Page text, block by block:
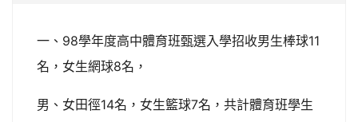
一、98學年度高中體育班甄選入學招收男生棒球11
名，女生網球8名，
男、女田徑14名，女生籃球7名，共計體育班學生